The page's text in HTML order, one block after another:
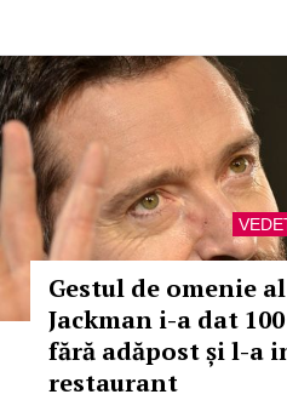
Gestul de omenie
Jackman i-a dat
fără adăpost și l-a
restaurant